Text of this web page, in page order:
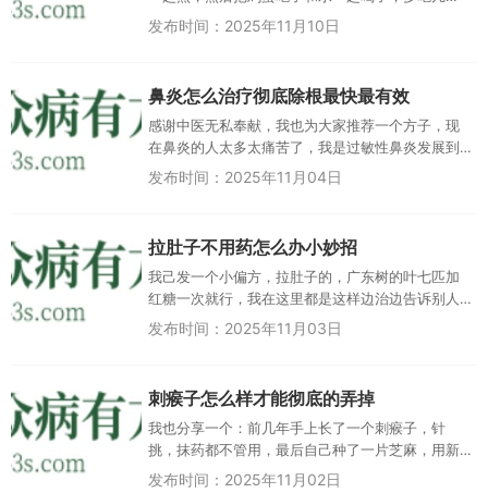
次，就能见效，此方没有害处，需要的盆友可以试
发布时间：2025年11月10日
鼻炎怎么治疗彻底除根最快最有效
感谢中医无私奉献，我也为大家推荐一个方子，现
在鼻炎的人太多太痛苦了，我是过敏性鼻炎发展到
鼻窦性鼻炎，去上海也没看好，后来就遇到好人教
发布时间：2025年11月04日
拉肚子不用药怎么办小妙招
我己发一个小偏方，拉肚子的，广东树的叶七匹加
红糖一次就行，我在这里都是这样边治边告诉别人
的而这些并不是完全重要，更加重要的问题是， 奥
发布时间：2025年11月03日
刺瘊子怎么样才能彻底的弄掉
我也分享一个：前几年手上长了一个刺瘊子，针
挑，抹药都不管用，最后自己种了一片芝麻，用新
鲜的芝麻花擦好了。 那么， 刺瘊子怎么样...
发布时间：2025年11月02日